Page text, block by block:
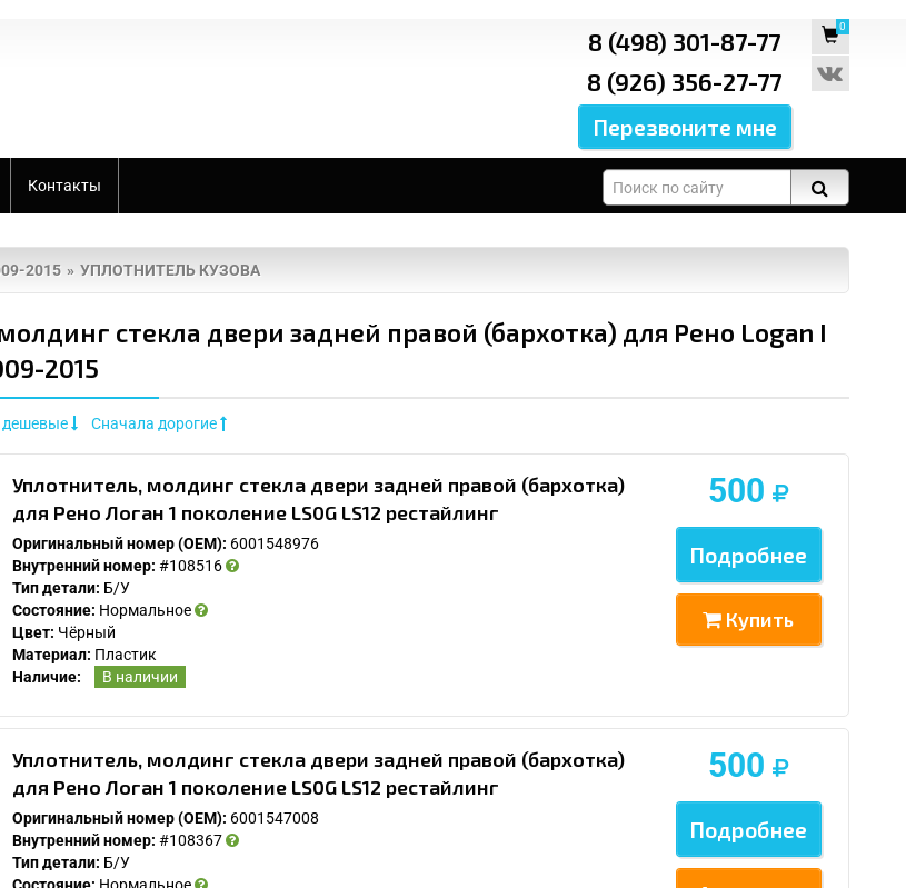
8 (498) 301-87-77
8 (926) 356-27-77
0
Контакты
2015 УПЛОТНИТЕЛЬ КУЗОВА
стекла двери задней правой (бархотка) для Рено Logan I
2015
Сначала дорогие
Уплотнитель, молдинг стекла двери задней правой (бархотка)
для Рено Логан 1 поколение LS0G LS12 рестайлинг
Оригинальный номер (OEM): 6001548976
Внутренний номер: #108516
Тип детали: Б/У
Состояние: Нормальное
Цвет: Чёрный
Материал: Пластик
Наличие:
В наличии
500
Подробнее
Купить
Уплотнитель, молдинг стекла двери задней правой (бархотка)
для Рено Логан 1 поколение LS0G LS12 рестайлинг
Оригинальный номер (OEM): 6001547008
Внутренний номер: #108367
Тип детали: Б/У
500
Подробнее